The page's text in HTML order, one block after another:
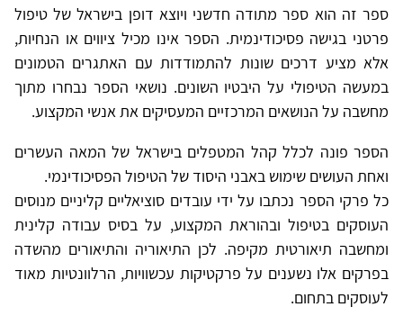
ספר זה הוא ספר מתודה חדשני ויוצא דופן בישראל של טיפול
פרטני בגישה פסיכודינמית. הספר אינו מכיל ציווים או הנחיות,
אלא מציע דרכים שונות להתמודדות עם האתגרים הטמונים
במעשה הטיפולי על היבטיו השונים. נושאי הספר נבחרו מתוך
מחשבה על הנושאים המרכזיים המעסיקים את אנשי המקצוע.
הספר פונה לכלל קהל המטפלים בישראל של המאה העשרים
ואחת העושים שימוש באבני היסוד של הטיפול הפסיכודינמי.
כל פרקי הספר נכתבו על ידי עובדים סוציאליים קליניים מנוסים
העוסקים בטיפול ובהוראת המקצוע, על בסיס עבודה קלינית
ומחשבה תיאורטית מקיפה. לכן התיאוריה והתיאורים מהשדה
בפרקים אלו נשענים על פרקטיקות עכשוויות, הרלוונטיות מאוד
לעוסקים בתחום.